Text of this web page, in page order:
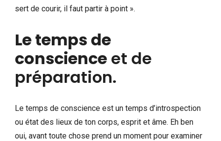
sert de courir, il faut partir à point ».
Le temps de
conscience et de
préparation.
Le temps de conscience est un temps d’introspection
ou état des lieux de ton corps, esprit et âme. Eh ben
oui, avant toute chose prend un moment pour examiner